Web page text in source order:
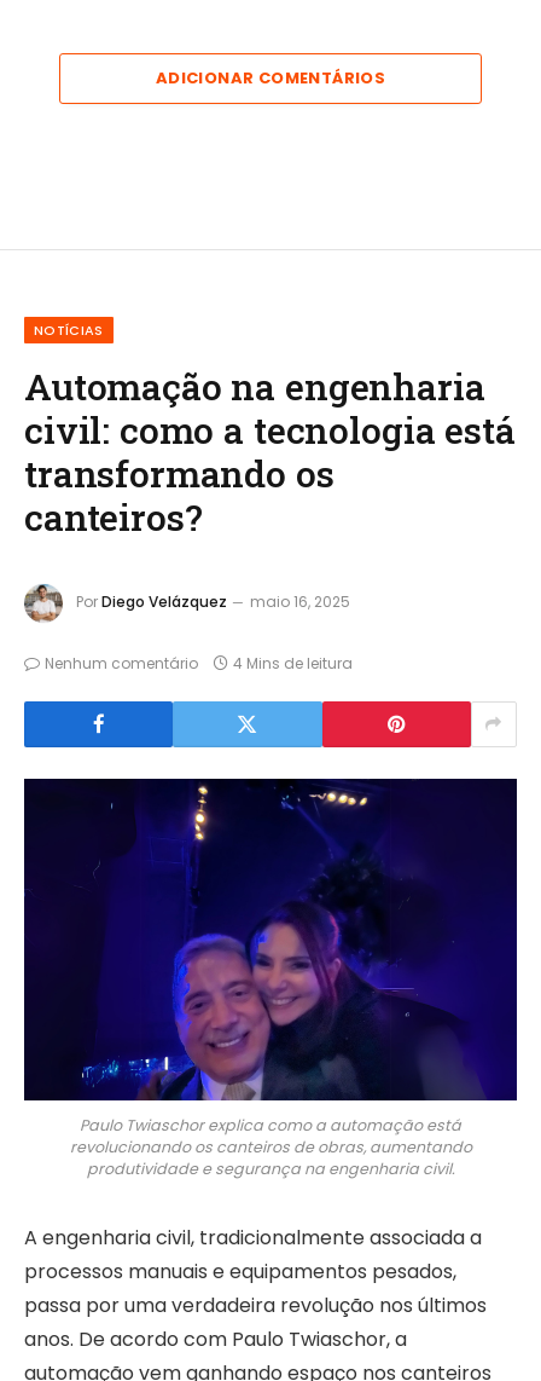
ADICIONAR COMENTÁRIOS
NOTÍCIAS
Automação na engenharia
civil: como a tecnologia está
transformando os
canteiros?
PorDiego Velázquez maio 16, 2025
Nenhum comentário 4 Mins de leitura
Paulo Twiaschor explica como a automação está
revolucionando os canteiros de obras, aumentando
produtividade e segurança na engenharia civil.
A engenharia civil, tradicionalmente associada a
processos manuais e equipamentos pesados,
passa por uma verdadeira revolução nos últimos
anos. De acordo com Paulo Twiaschor, a
automação vem ganhando espaço nos canteiros